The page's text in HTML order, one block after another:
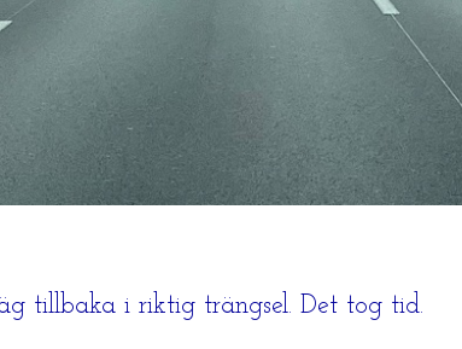
tillbaka i riktig trängsel. Det tog tid.